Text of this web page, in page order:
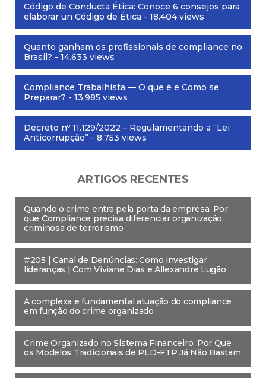
Código de Conducta Ética: Conoce 6 consejos para
elaborar un Código de Ética - 18.404 views
Quanto ganham os profissionais de compliance no
Brasil? - 14.633 views
Compliance Trabalhista — O que é e Como se
Preparar? - 13.985 views
Decreto nº 11.129/2022 – Regulamentando a “Lei
Anticorrupção” - 8.753 views
ARTIGOS RECENTES
Quando o crime entra pela porta da empresa: Por
que Compliance precisa diferenciar organização
criminosa de terrorismo
#205 | Canal de Denúncias: Como investigar
lideranças | Com Viviane Dias e Allexandre Lugão
A complexa e fundamental atuação do compliance
em função do crime organizado
Crime Organizado no Sistema Financeiro: Por Que
os Modelos Tradicionais de PLD-FTP Já Não Bastam